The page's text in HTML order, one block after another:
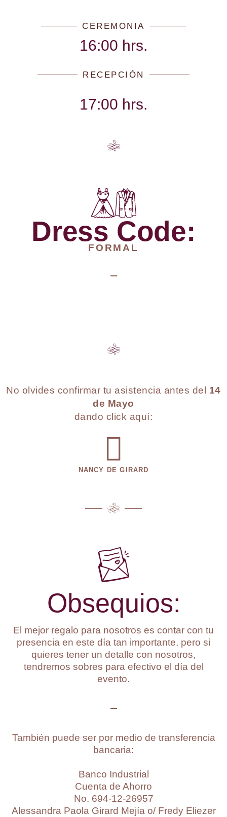
CEREMONIA
16:00 hrs.
RECEPCIÓN
17:00 hrs.
Dress Code:
FORMAL
No olvides confirmar tu asistencia antes del 14
de Mayo
dando click aquí:
NANCY DE GIRARD
Obsequios:
El mejor regalo para nosotros es contar con tu
presencia en este día tan importante, pero si
quieres tener un detalle con nosotros,
tendremos sobres para efectivo el día del
evento.
También puede ser por medio de transferencia
bancaria:
Banco Industrial
Cuenta de Ahorro
No. 694-12-26957
Alessandra Paola Girard Mejía o/ Fredy Eliezer